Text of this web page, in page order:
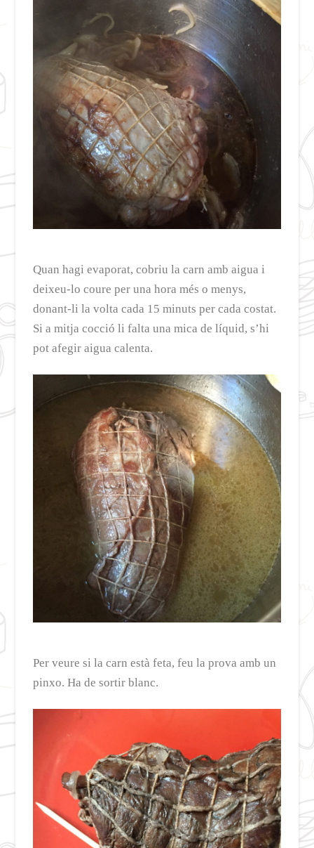
Quan hagi evaporat, cobriu la carn amb aigua i
deixeu-lo coure per una hora més o menys,
donant-li la volta cada 15 minuts per cada costat.
Si a mitja cocció li falta una mica de líquid, s’hi
pot afegir aigua calenta.
Per veure si la carn està feta, feu la prova amb un
pinxo. Ha de sortir blanc.